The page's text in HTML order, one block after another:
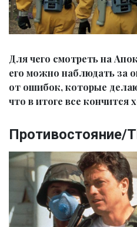
Для чего смотреть на
его можно наблюдать за
от ошибок, которые
что в итоге все кончится
Противостояние/